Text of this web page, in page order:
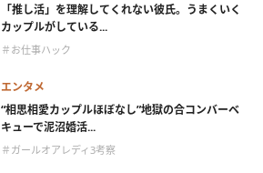
「推し活」を理解してくれない彼氏。うまくいく
カップルがしている...
＃お仕事ハック
エンタメ
“相思相愛カップルほぼなし”地獄の合コンバーベ
キューで泥沼婚活...
＃ガールオアレディ3考察